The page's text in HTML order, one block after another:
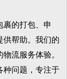
的打包、申
供帮助。我们的
流服务体验。
种问题，专注于